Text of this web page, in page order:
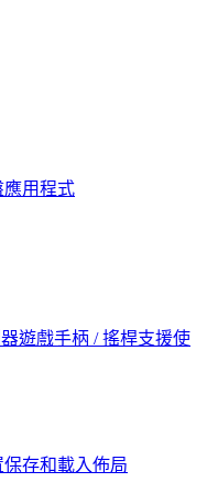
應用程式
遊戲手柄 / 搖桿支援使
保存和載入佈局